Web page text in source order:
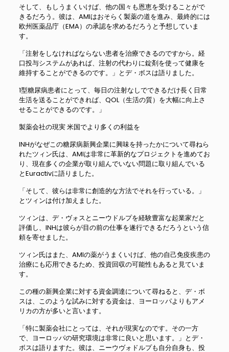
そして、もしうまくいけば、他の国々も恩恵を受けることがで
きるだろう。彼は、AMIはおそらく製薬の道を進み、最終的には
欧州医薬品庁（EMA）の承認を求めるだろうと予想していま
す。
「注射をしなければならない患者を治療できるのですから。経
口投与システムがあれば、注射の代わりに錠剤を使って健康を
維持することができるのです。」とデ・ボスは語りました。
1型糖尿病患者にとって、毎日の注射なしでできるだけ長く日常
生活を送ることができれば、QOL（生活の質）を大幅に向上さ
せることができるのです。」
製薬会社の現実 米国でより多くの利益を
INHがなぜこの糖尿病新興企業に興味を持ったかについて尋ねら
れたツィン氏は、AMIは非常に革新的なプロジェクトを進めてお
り、現在多くの企業が取り組んでいない問題に取り組んでいる
とEuractivに語りました。
「そして、彼らは非常に創造的な方法でそれを行っている。」
とツィンは付け加えました。
ツィンは、デ・ヴォスとニーウドルプを経験豊富な起業家だと
評価し、INHは彼らが目の前の仕事を遂行できるだろうという信
頼を寄せました。
ツィン氏はまた、AMIの薬がうまくいけば、他の自己免疫疾患の
治療にも応用できるため、投資回収の可能性もあると見ていま
す。
この種の新興企業に対する資金調達について尋ねると、デ・ボ
スは、このような試みに対する資金は、ヨーロッパよりもアメ
リカの方が多いと言います。
「特に製薬会社にとっては、それが現実なのです。その一方
で、ヨーロッパの研究環境は非常に良いと思います。」とデ・
ボスは語りますた。彼は、ニーウヴォドルプも自分自身も、投